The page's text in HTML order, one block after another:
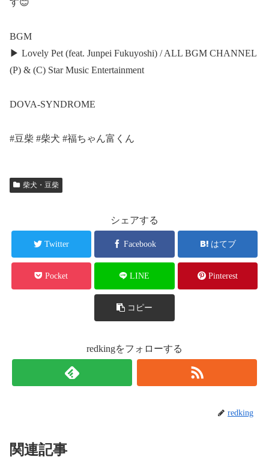
す😊
BGM
▶︎ Lovely Pet (feat. Junpei Fukuyoshi) / ALL BGM CHANNEL
(P) & (C) Star Music Entertainment
DOVA-SYNDROME
#豆柴 #柴犬 #福ちゃん富くん
柴犬・豆柴
シェアする
Twitter Facebook はてブ
Pocket LINE Pinterest
コピー
redkingをフォローする
redking
関連記事